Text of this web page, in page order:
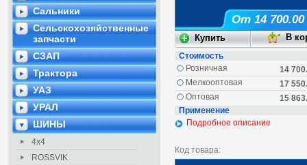
Сальники
Сельскохозяйственные
запчасти
СЗАП
Трактора
УАЗ
УРАЛ
ШИНЫ
4х4
ROSSVIK
От 14 700.00
Стоимость
14
Розничная
17
Мелкооптовая
15
Оптовая
Применение
Подробное описание
Код товара: